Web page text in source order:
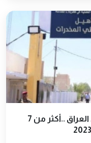
16 مركزا فقط لمواجهة الإدمان في العراق ..أكثر من 7